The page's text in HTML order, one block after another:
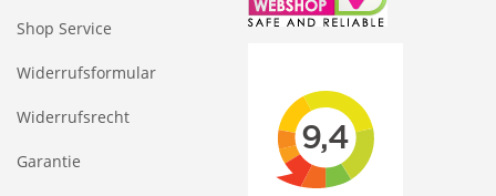
Shop Service
Widerrufsformular
Widerrufsrecht
Garantie